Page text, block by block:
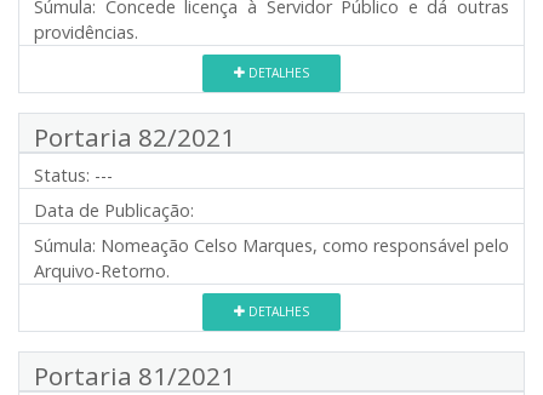
Súmula: Concede licença à Servidor Público e dá outras
providências.
DETALHES
Portaria 82/2021
Status: ---
Data de Publicação:
Súmula: Nomeação Celso Marques, como responsável pelo
Arquivo-Retorno.
DETALHES
Portaria 81/2021